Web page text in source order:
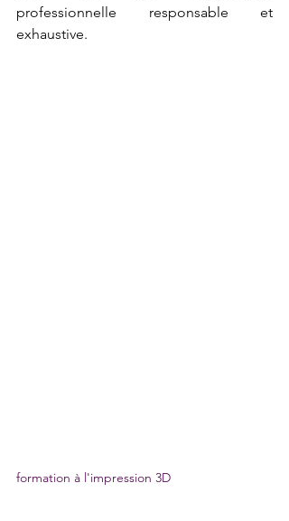
professionnelle responsable et
exhaustive.
formation à l'impression 3D